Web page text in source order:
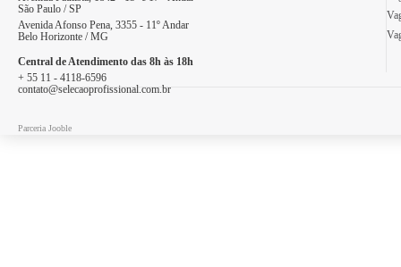
São Paulo / SP
Avenida Afonso Pena, 3355 - 11º Andar
Belo Horizonte / MG
Central de Atendimento das 8h às 18h
+ 55 11 - 4118-6596
contato@selecaoprofissional.com.br
Parceria Jooble